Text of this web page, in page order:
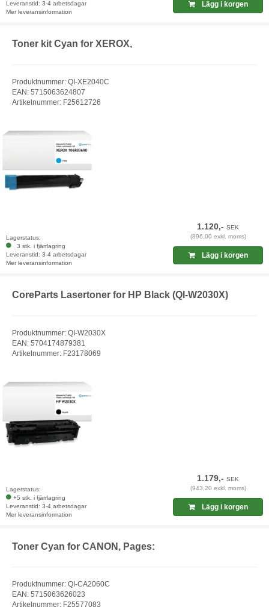
Leveranstid: 3-4 arbetsdagar
Mer leveransinformation
Lägg i korgen
Toner kit Cyan for XEROX,
Produktnummer: QI-XE2040C
EAN: 5715063624807
Artikelnummer: F25612726
Lagerstatus:
3 stk. i fjärrlagring
Leveranstid: 3-4 arbetsdagar
Mer leveransinformation
1.120,-SEK
(896,00 exkl. moms)
Lägg i korgen
CoreParts Lasertoner for HP Black (QI-W2030X)
Produktnummer: QI-W2030X
EAN: 5704174879381
Artikelnummer: F23178069
Lagerstatus:
+5 stk. i fjärrlagring
Leveranstid: 3-4 arbetsdagar
Mer leveransinformation
1.179,-SEK
(943,20 exkl. moms)
Lägg i korgen
Toner Cyan for CANON, Pages:
Produktnummer: QI-CA2060C
EAN: 5715063626023
Artikelnummer: F25577083